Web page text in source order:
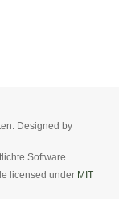
Designed by
Software.
licensed under MIT